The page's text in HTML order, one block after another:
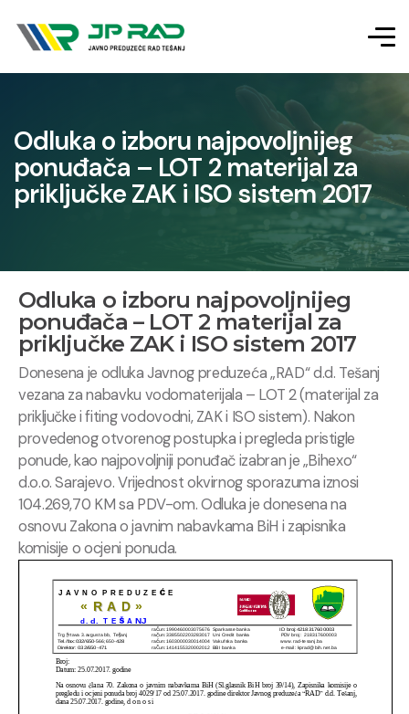
Odluka o izboru najpovoljnijeg
ponuđača – LOT 2 materijal za
priključke ZAK i ISO sistem 2017
Odluka o izboru najpovoljnijeg
ponuđača – LOT 2 materijal za
priključke ZAK i ISO sistem 2017
Donesena je odluka Javnog preduzeća „RAD“ d.d. Tešanj
vezana za nabavku vodomaterijala – LOT 2 (materijal za
priključke i fiting vodovodni, ZAK i ISO sistem). Nakon
provedenog otvorenog postupka i pregleda pristigle
ponude, kao najpovoljniji ponuđač izabran je „Bihexo“
d.o.o. Sarajevo. Vrijednost okvirnog sporazuma iznosi
104.269,70 KM sa PDV-om. Odluka je donesena na
osnovu Zakona o javnim nabavkama BiH i zapisnika
komisije o ocjeni ponuda.